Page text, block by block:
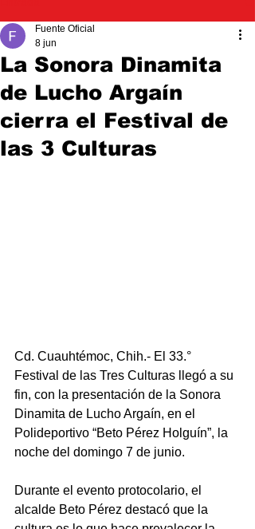
La Sonora Dinamita
de Lucho Argaín
cierra el Festival de
las 3 Culturas
Fuente Oficial
8 jun
Cd. Cuauhtémoc, Chih.- El 33.°
Festival de las Tres Culturas llegó a su
fin, con la presentación de la Sonora
Dinamita de Lucho Argaín, en el
Polideportivo “Beto Pérez Holguín”, la
noche del domingo 7 de junio.
Durante el evento protocolario, el
alcalde Beto Pérez destacó que la